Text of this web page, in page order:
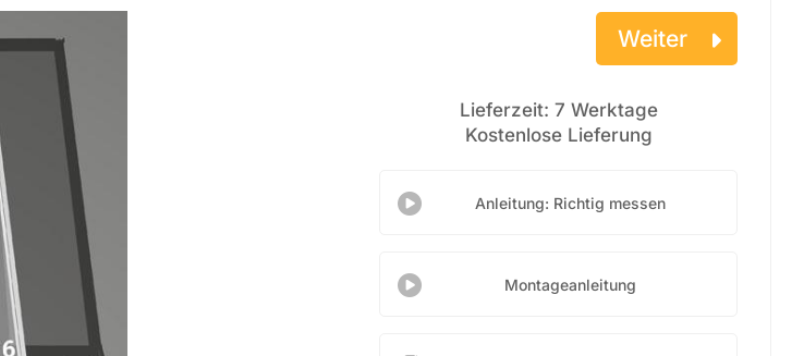
Weiter
Lieferzeit: 7 Werktage
Kostenlose Lieferung
Anleitung: Richtig messen
Montageanleitung